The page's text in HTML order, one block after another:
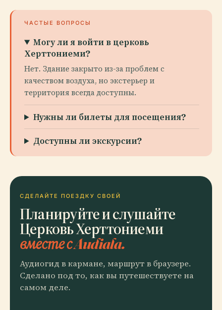
ЧАСТЫЕ ВОПРОСЫ
Могу ли я войти в церковь
Херттониеми?
Нет. Здание закрыто из-за проблем с
качеством воздуха, но экстерьер и
территория всегда доступны.
Нужны ли билеты для посещения?
Доступны ли экскурсии?
СДЕЛАЙТЕ ПОЕЗДКУ СВОЕЙ
Планируйте и слушайте
Церковь Херттониеми
вместе с Audiala.
Аудиогид в кармане, маршрут в браузере.
Сделано под то, как вы путешествуете на
самом деле.